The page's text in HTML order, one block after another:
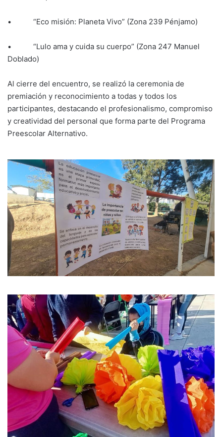
• “Eco misión: Planeta Vivo” (Zona 239 Pénjamo)
• “Lulo ama y cuida su cuerpo” (Zona 247 Manuel
Doblado)
Al cierre del encuentro, se realizó la ceremonia de
premiación y reconocimiento a todas y todos los
participantes, destacando el profesionalismo, compromiso
y creatividad del personal que forma parte del Programa
Preescolar Alternativo.